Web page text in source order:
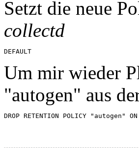
Setzt die neue
collectd
DEFAULT
Um mir wieder
"autogen" aus
DROP RETENTION POLICY "autogen"